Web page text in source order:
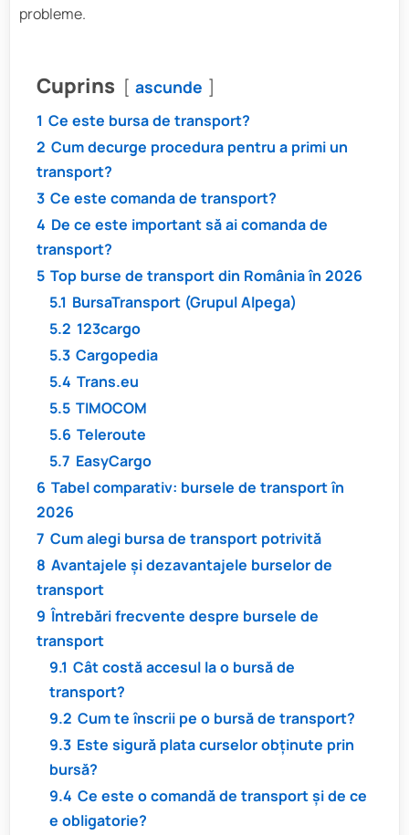
probleme.
Cuprins ascunde
1 Ce este bursa de transport?
2 Cum decurge procedura pentru a primi un
transport?
3 Ce este comanda de transport?
4 De ce este important să ai comanda de
transport?
5 Top burse de transport din România în 2026
5.1 BursaTransport (Grupul Alpega)
5.2 123cargo
5.3 Cargopedia
5.4 Trans.eu
5.5 TIMOCOM
5.6 Teleroute
5.7 EasyCargo
6 Tabel comparativ: bursele de transport în
2026
7 Cum alegi bursa de transport potrivită
8 Avantajele și dezavantajele burselor de
transport
9 Întrebări frecvente despre bursele de
transport
9.1 Cât costă accesul la o bursă de
transport?
9.2 Cum te înscrii pe o bursă de transport?
9.3 Este sigură plata curselor obținute prin
bursă?
9.4 Ce este o comandă de transport și de ce
e obligatorie?